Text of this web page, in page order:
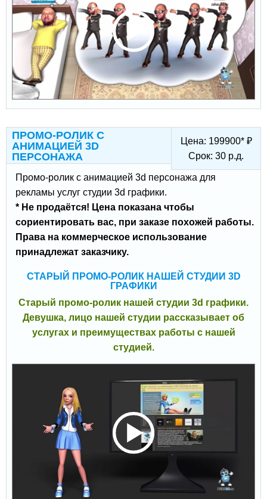
Цена: 199900* ₽
Срок: 30 р.д.
ПРОМО-РОЛИК С
АНИМАЦИЕЙ 3D
ПЕРСОНАЖА
Промо-ролик с анимацией 3d персонажа для
рекламы услуг студии 3d графики.
* Не продаётся! Цена показана чтобы
сориентировать вас, при заказе похожей работы.
Права на коммерческое использование
принадлежат заказчику.
СТАРЫЙ ПРОМО-РОЛИК НАШЕЙ СТУДИИ 3D
ГРАФИКИ
Старый промо-ролик нашей студии 3d графики.
Девушка, лицо нашей студии рассказывает об
услугах и преимуществах работы с нашей
студией.